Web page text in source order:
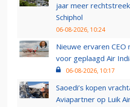
jaar meer
Schiphol
06-08-2026, 10:24
Nieuwe ervaren
voor geplaagd Air
06-08-2026, 10:17
Saoedi’s kopen
Aviapartner op Luik